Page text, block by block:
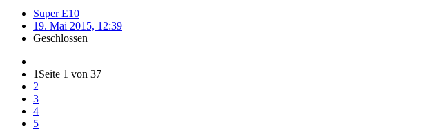
Super E10
19. Mai 2015, 12:39
Geschlossen
1 Seite 1 von 37
2
3
4
5